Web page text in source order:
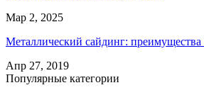
Мар 2, 2025
Металлический сайдинг: преимущества
Апр 27, 2019
Популярные категории